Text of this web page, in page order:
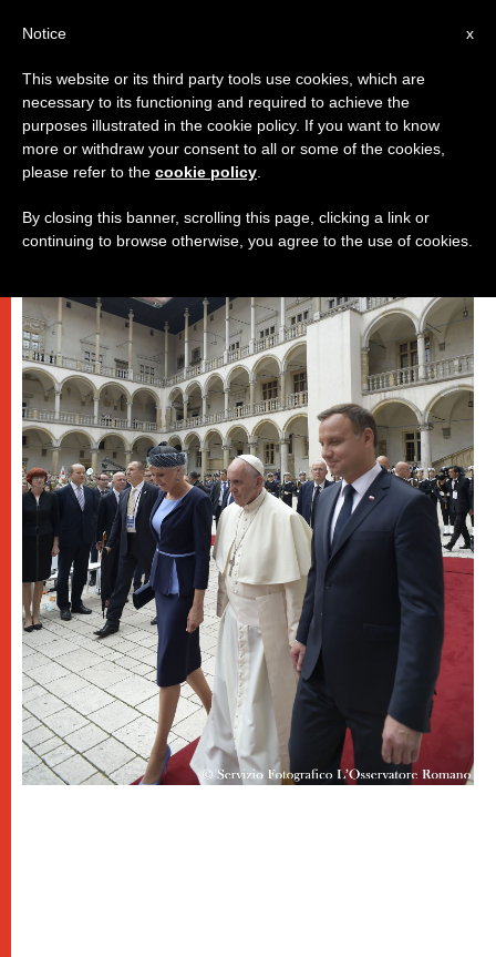
PAPI
x
Notice
This website or its third party tools use cookies, which are
necessary to its functioning and required to achieve the
purposes illustrated in the cookie policy. If you want to know
more or withdraw your consent to all or some of the cookies,
please refer to the cookie policy
By closing this banner, scrolling this page, clicking a link or
continuing to browse otherwise, you agree to the use of cookies.